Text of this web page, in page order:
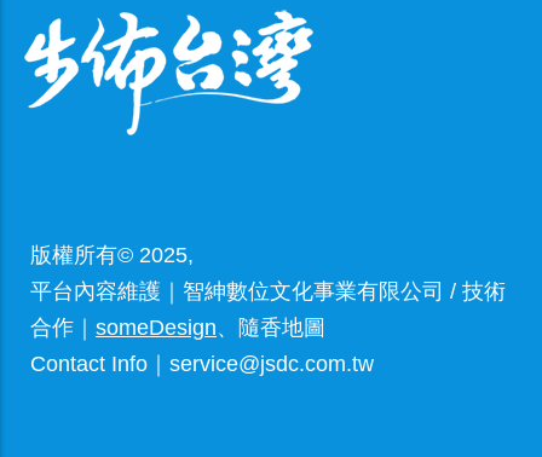
版權所有© 2025,
平台內容維護｜智紳數位文化事業有限公司 / 技術
合作｜ someDesign、隨香地圖
Contact Info｜service@jsdc.com.tw